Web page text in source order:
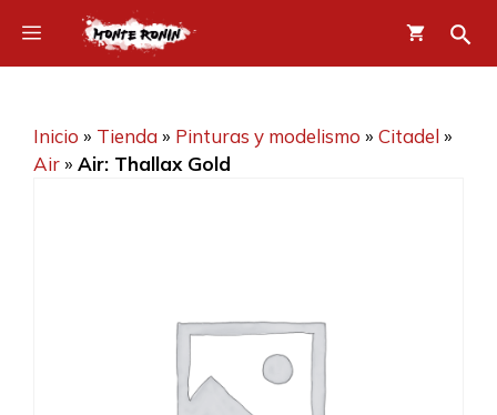
contenido
Menú
Inicio » Tienda» Pinturas y modelismo » Citadel»
Air» Air: Thallax Gold